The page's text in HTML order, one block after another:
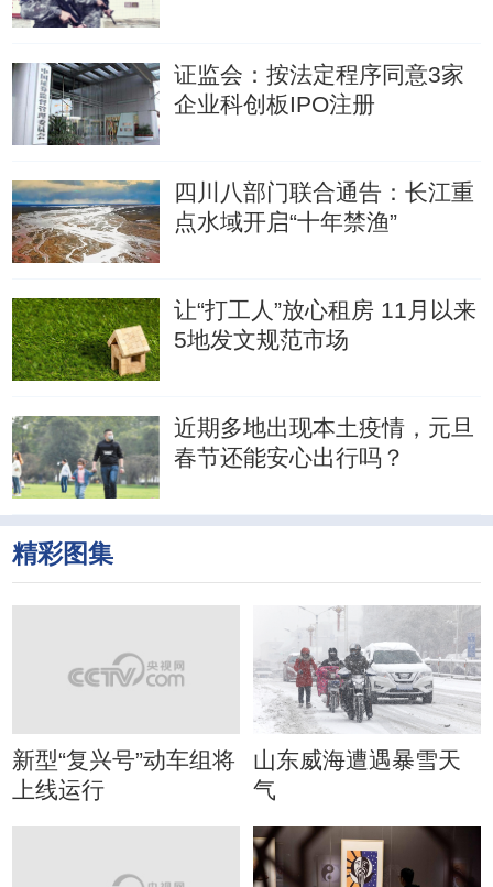
证监会：按法定程序同意3家
企业科创板IPO注册
四川八部门联合通告：长江重
点水域开启“十年禁渔”
让“打工人”放心租房 11月以来
5地发文规范市场
近期多地出现本土疫情，元旦
春节还能安心出行吗？
精彩图集
新型“复兴号”动车组将
上线运行
山东威海遭遇暴雪天
气